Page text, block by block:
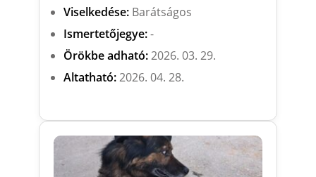
Viselkedése:Barátságos
Ismertetőjegye:-
Örökbe adható:2026. 03. 29.
Altatható:2026. 04. 28.